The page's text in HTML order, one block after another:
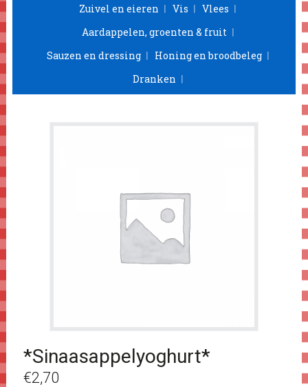
Zuivel en eieren
Vis
Vlees
Aardappelen, groenten & fruit
Sauzen en dressing
Honing en broodbeleg
Dranken
*Sinaasappelyoghurt*
€2,70